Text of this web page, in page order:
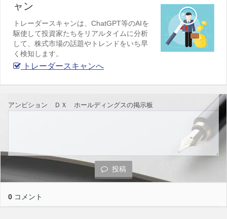
ャン
トレーダースキャンは、ChatGPT等のAIを
駆使して投資家たちをリアルタイムに分析
して、株式市場の話題やトレンドをいち早
く検知します。
トレーダースキャンへ
アンビション ＤＸ ホールディングスの掲示板
投稿
0 コメント